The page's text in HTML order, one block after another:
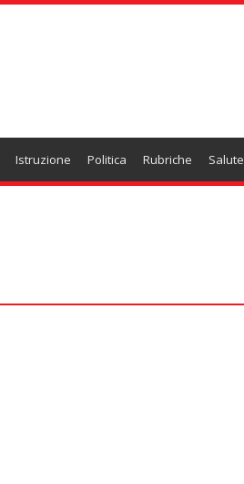
Istruzione Politica Rubriche Salute